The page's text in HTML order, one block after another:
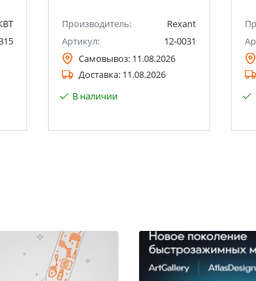
Производитель:
Rexant
Артикул:
12-0031
Самовывоз: 11.08.2026
Доставка: 11.08.2026
В наличии